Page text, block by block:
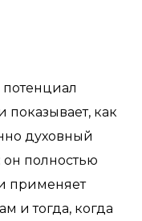
показывает, как
духовный
полностью
применяет
и тогда, когда